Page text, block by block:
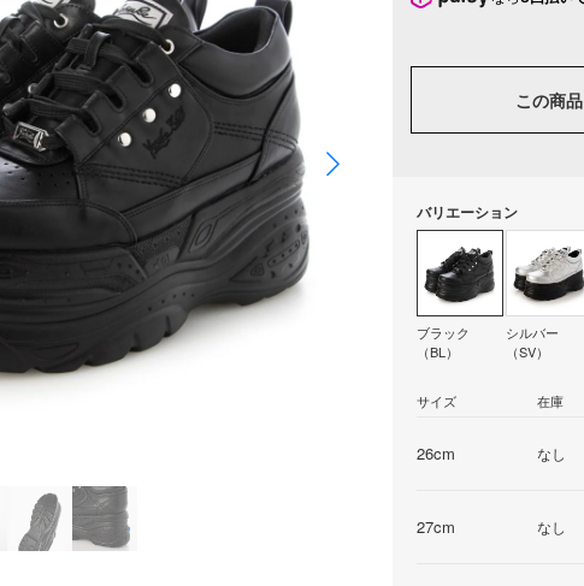
この商
バリエーション
ブラック
（BL）
シルバー
（SV）
サイズ 在庫
26cm なし
27cm なし